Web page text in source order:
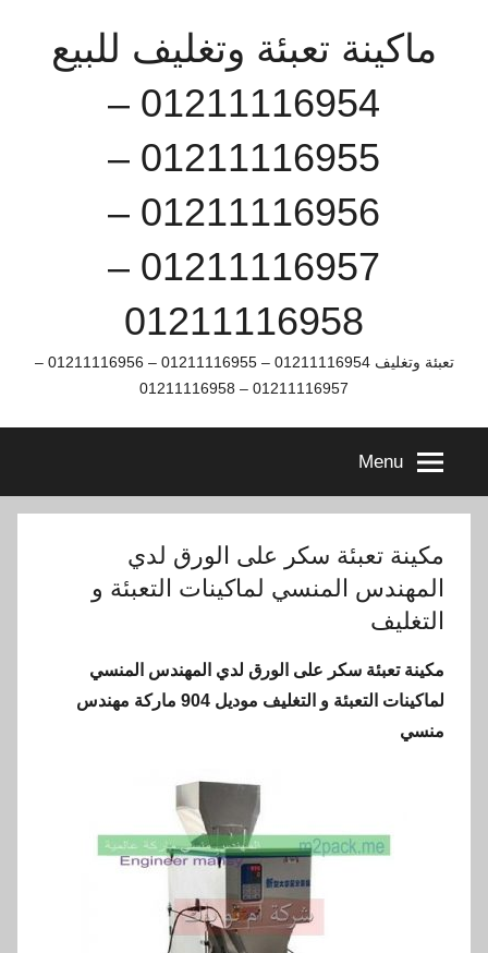
ماكينة تعبئة وتغليف للبيع
01211116954 –
01211116955 –
01211116956 –
01211116957 –
01211116958
تعبئة وتغليف 01211116954 – 01211116955 – 01211116956 –
01211116957 – 01211116958
Menu
مكينة تعبئة سكر على الورق لدي
المهندس المنسي لماكينات التعبئة و
التغليف
مكينة تعبئة سكر على الورق لدي المهندس المنسي
لماكينات التعبئة و التغليف موديل 904 ماركة مهندس
منسي